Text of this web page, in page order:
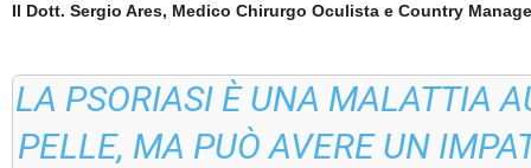
Il Dott. Sergio Ares, Medico Chirurgo Oculista e Country
LA PSORIASI È UNA MALATTIA
PELLE, MA PUÒ AVERE UN